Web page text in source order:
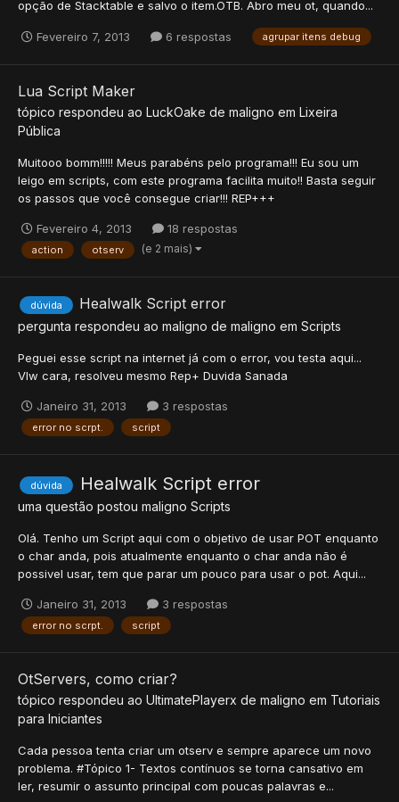
opção de Stacktable e salvo o item.OTB. Abro meu ot, quando...
Fevereiro 7, 2013 6 respostas agrupar itens debug
Lua Script Maker
tópico respondeu ao LuckOake de maligno em Lixeira
Pública
Muitooo bomm!!!!! Meus parabéns pelo programa!!! Eu sou um
leigo em scripts, com este programa facilita muito!! Basta seguir
os passos que você consegue criar!!! REP+++
Fevereiro 4, 2013 18 respostas
action otserv (e 2 mais)
dúvida Healwalk Script error
pergunta respondeu ao maligno de maligno em Scripts
Peguei esse script na internet já com o error, vou testa aqui...
Vlw cara, resolveu mesmo Rep+ Duvida Sanada
Janeiro 31, 2013 3 respostas
error no scrpt. script
dúvida Healwalk Script error
uma questão postou maligno Scripts
Olá. Tenho um Script aqui com o objetivo de usar POT enquanto
o char anda, pois atualmente enquanto o char anda não é
possivel usar, tem que parar um pouco para usar o pot. Aqui...
Janeiro 31, 2013 3 respostas
error no scrpt. script
OtServers, como criar?
tópico respondeu ao UltimatePlayerx de maligno em Tutoriais
para Iniciantes
Cada pessoa tenta criar um otserv e sempre aparece um novo
problema. #Tópico 1- Textos contínuos se torna cansativo em
ler, resumir o assunto principal com poucas palavras e...